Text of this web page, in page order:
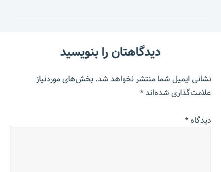
دیدگاهتان را بنویسید
نشانی ایمیل شما منتشر نخواهد شد.بخش‌های موردنیاز
علامت‌گذاری شده‌اند*
دیدگاه*